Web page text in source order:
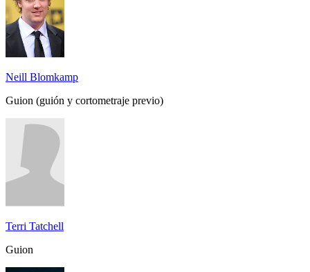
Neill Blomkamp
Guion (guión y cortometraje previo)
Terri Tatchell
Guion